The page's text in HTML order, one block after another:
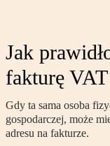
Jak
fakturę VAT
Gdy ta sama osoba
gospodarczej, może
adresu na fakturze.